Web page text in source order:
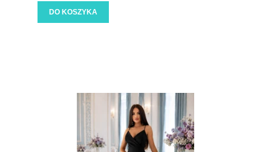
DO KOSZYKA